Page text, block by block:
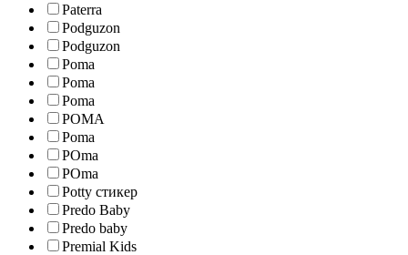
Paterra
Podguzon
Podguzon
Poma
Poma
Poma
POMA
Poma
POma
POma
Potty стикер
Predo Baby
Predo baby
Premial Kids